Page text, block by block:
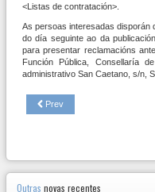
<Listas de contratación>.
As persoas interesadas disporán
do día seguinte ao da
para presentar reclamacións
Función Pública, Consellaría
administrativo San Caetano, s/n,
Prev
Outras novas recentes